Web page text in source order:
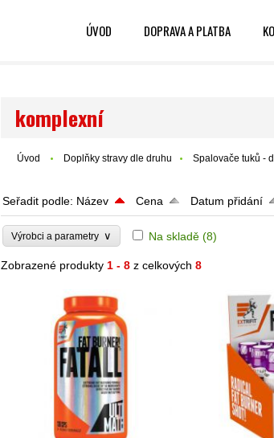
ÚVOD DOPRAVA A PLATBA
komplexní
Úvod Doplňky stravy dle druhu Spalovače tuků -
Seřadit podle: Název Cena Datum přidání
Výrobci a parametry ∨ Na skladě (8)
Zobrazené produkty 1 - 8 z celkových8